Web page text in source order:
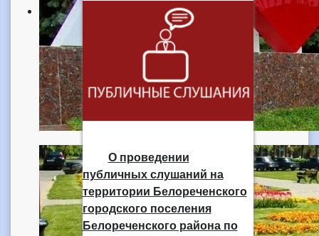
О проведении
публичных слушаний на
территории Белореченского
городского поселения
Белореченского района по